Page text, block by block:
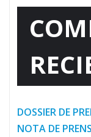
DOSSIER DE
NOTA DE